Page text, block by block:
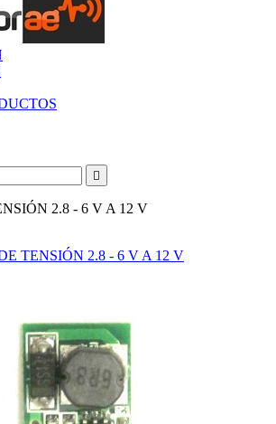

2.8 - 6 V A 12 V
TENSIÓN 2.8 - 6 V A 12 V